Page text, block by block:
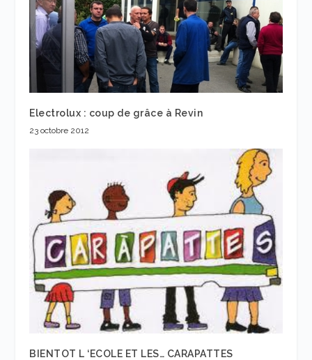
Electrolux : coup de grâce à Revin
23 octobre 2012
BIENTOT L ‘ECOLE ET LES… CARAPATTES